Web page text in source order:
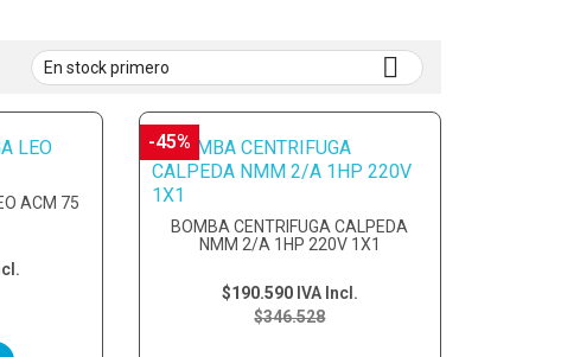
En stock primero 
ACM 75
BOMBA CENTRIFUGA CALPEDA
NMM 2/A 1HP 220V 1X1
$346.528
$190.590 IVA Incl.
-45%